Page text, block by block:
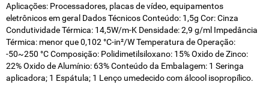
Aplicações: Processadores, placas de vídeo, equipamentos
eletrônicos em geral Dados Técnicos Conteúdo: 1,5g Cor: Cinza
Condutividade Térmica: 14,5W/m-K Densidade: 2,9 g/ml Impedância
Térmica: menor que 0,102 °C-in²/W Temperatura de Operação:
-50~250 °C Composição: Polidimetilsiloxano: 15% Oxido de Zinco:
22% Oxido de Alumínio: 63% Conteúdo da Embalagem: 1 Seringa
aplicadora; 1 Espátula; 1 Lenço umedecido com álcool isopropílico.